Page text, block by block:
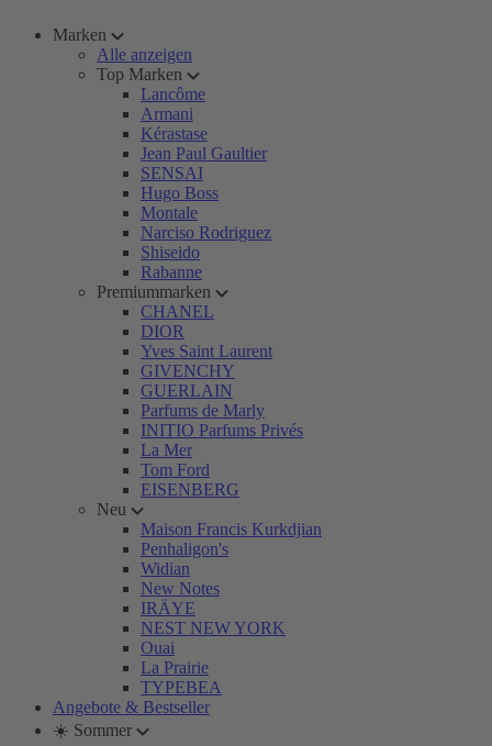
Marken
Alle anzeigen
Top Marken
Lancôme
Armani
Kérastase
Jean Paul Gaultier
SENSAI
Hugo Boss
Montale
Narciso Rodriguez
Shiseido
Rabanne
Premiummarken
CHANEL
DIOR
Yves Saint Laurent
GIVENCHY
GUERLAIN
Parfums de Marly
INITIO Parfums Privés
La Mer
Tom Ford
EISENBERG
Neu
Maison Francis Kurkdjian
Penhaligon's
Widian
New Notes
IRÄYE
NEST NEW YORK
Ouai
La Prairie
TYPEBEA
Angebote & Bestseller
☀️ Sommer